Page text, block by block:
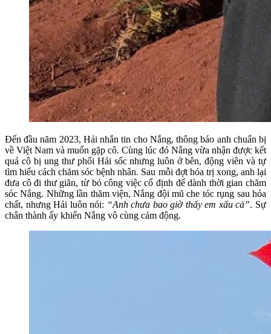
Đến đầu năm 2023, Hải nhắn tin cho Nắng, thông báo anh chuẩn bị
về Việt Nam và muốn gặp cô. Cùng lúc đó Nắng vừa nhận được kết
quả cô bị ung thư phổi Hải sốc nhưng luôn ở bên, động viên và tự
tìm hiểu cách chăm sóc bệnh nhân. Sau mỗi đợt hóa trị xong, anh lại
đưa cô đi thư giãn, từ bỏ công việc cố định để dành thời gian chăm
sóc Nắng. Những lần thăm viện, Nắng đội mũ che tóc rụng sau hóa
chất, nhưng Hải luôn nói: “Anh chưa bao giờ thấy em xấu cả”. Sự
chân thành ấy khiến Nắng vô cùng cảm động.